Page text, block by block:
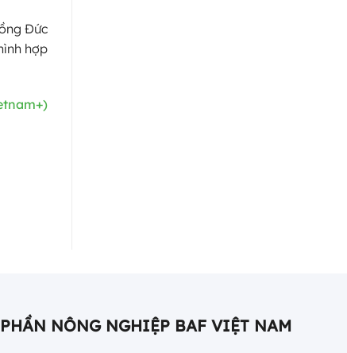
Đức
hợp
NÔNG NGHIỆP BAF VIỆT NAM